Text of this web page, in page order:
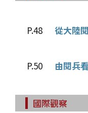
P.48 從大陸
P.50 由閱兵
國際觀察